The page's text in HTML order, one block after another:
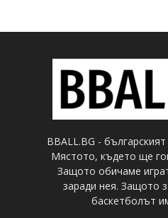
BBALL.BG -
Мястото, където ще
Защото обичаме
заради нея. Защото
баскетболът